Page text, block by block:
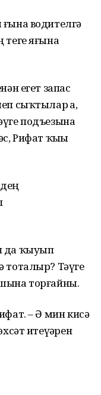
водителгә
теге яғына
егет запас
сыҡтылар ҙа,
подъезына
Рифат ҡыҙҙы
да ҡыуып
тоталыр? Тәүге
торғайны.
– Ә мин кисә
итеүҙәрен